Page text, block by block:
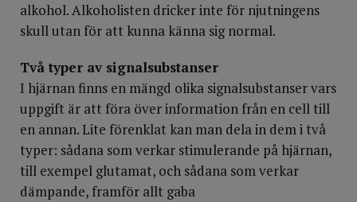
alkohol. Alkoholisten dricker inte för njutningens
skull utan för att kunna känna sig normal.
Två typer av signalsubstanser
I hjärnan finns en mängd olika signalsubstanser vars
uppgift är att föra över information från en cell till
en annan. Lite förenklat kan man dela in dem i två
typer: sådana som verkar stimulerande på hjärnan,
till exempel glutamat, och sådana som verkar
dämpande, framför allt gaba